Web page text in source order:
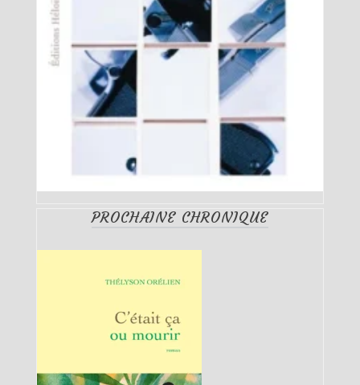
PROCHAINE CHRONIQUE